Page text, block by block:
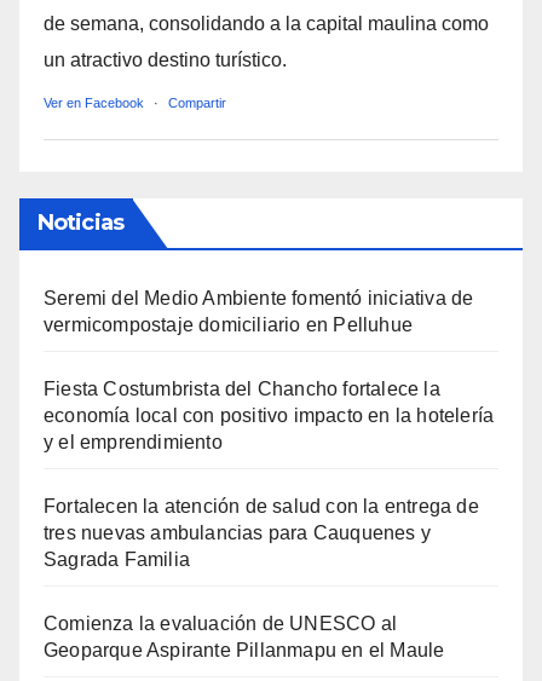
de semana, consolidando a la capital maulina como
un atractivo destino turístico.
Ver en Facebook · Compartir
Noticias
Seremi del Medio Ambiente fomentó iniciativa de
vermicompostaje domiciliario en Pelluhue
Fiesta Costumbrista del Chancho fortalece la
economía local con positivo impacto en la hotelería
y el emprendimiento
Fortalecen la atención de salud con la entrega de
tres nuevas ambulancias para Cauquenes y
Sagrada Familia
Comienza la evaluación de UNESCO al
Geoparque Aspirante Pillanmapu en el Maule